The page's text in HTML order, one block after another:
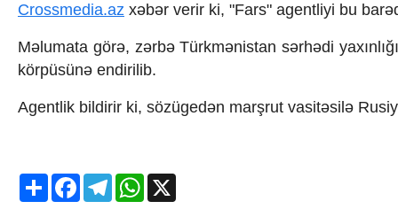
Crossmedia.az - 1 yaş
Məhkəmə və hüquq
Ekologiya
Gənclər və İdman
Sağlamlıq
Sosium
Crossmedia.az xəbər verir ki, "Fars" agentliyi bu
Məlumata görə, zərbə Türkmənistan sərhədi
körpüsünə endirilib.
Agentlik bildirir ki, sözügedən marşrut vasitəsilə
ShareFacebookTelegramWhatsApp